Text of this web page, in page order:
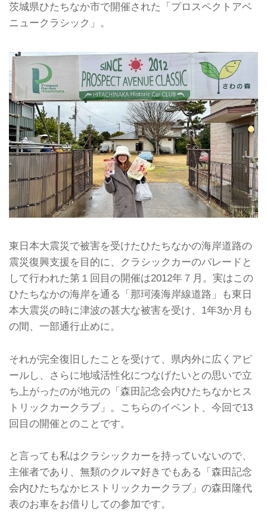
茨城県ひたちなか市で開催された「プロスペクトアベ
ニュークラシック」。
東日本大震災で被害を受けたひたちなかの海岸道路の
震災復興支援を目的に、クラシックカーのパレードと
して行われた第１回目の開催は2012年７月。実はこの
ひたちなかの海岸を通る「那珂湊海岸線道路」も東日
本大震災の時に津波の甚大な被害を受け、1年3か月も
の間、一部通行止めに。
それが完全復旧したことを受けて、県内外に広くアピ
ールし、さらに地域活性化につなげたいとの思いで立
ち上がったのが地元の「森田記念会内ひたちなかヒス
トリックカークラブ」。こちらのイベント、今回で13
回目の開催とのことです。
と言っても私はクラシックカーを持っていないので、
主催者であり、無類のクルマ好きでもある「森田記念
会内ひたちなかヒストリックカークラブ」の森田隆代
表のお車をお借りしての参加です。